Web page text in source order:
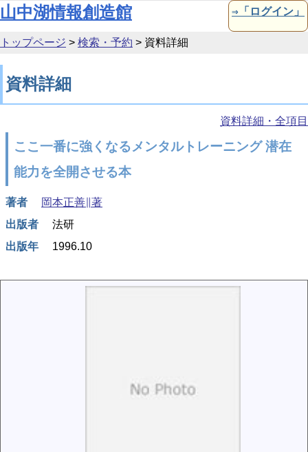
本文へ移動
山中湖情報創造館 ⇒「ログイン」
トップページ > 検索・予約 > 資料詳細
資料詳細
資料詳細・全項目
ここ一番に強くなるメンタルトレーニング 潜在
能力を全開させる本
著者
岡本正善∥著
出版者
法研
出版年
1996.10